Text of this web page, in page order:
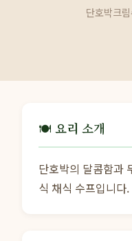
단호박크
🍽️ 요리 소개
단호박의 달콤함과
식 채식 수프입니다.